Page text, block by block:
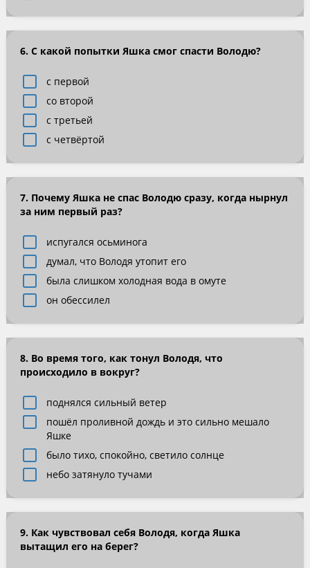
6. С какой попытки Яшка смог спасти Володю?
с первой
со второй
с третьей
с четвёртой
7. Почему Яшка не спас Володю сразу, когда нырнул
за ним первый раз?
испугался осьминога
думал, что Володя утопит его
была слишком холодная вода в омуте
он обессилел
8. Во время того, как тонул Володя, что
происходило в вокруг?
поднялся сильный ветер
пошёл проливной дождь и это сильно мешало
Яшке
было тихо, спокойно, светило солнце
небо затянуло тучами
9. Как чувствовал себя Володя, когда Яшка
вытащил его на берег?